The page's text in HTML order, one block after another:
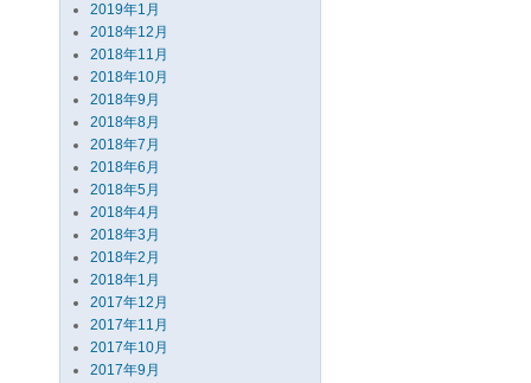
2019年1月
2018年12月
2018年11月
2018年10月
2018年9月
2018年8月
2018年7月
2018年6月
2018年5月
2018年4月
2018年3月
2018年2月
2018年1月
2017年12月
2017年11月
2017年10月
2017年9月